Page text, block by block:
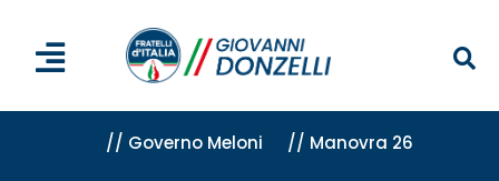
// Governo Meloni // Manovra 26